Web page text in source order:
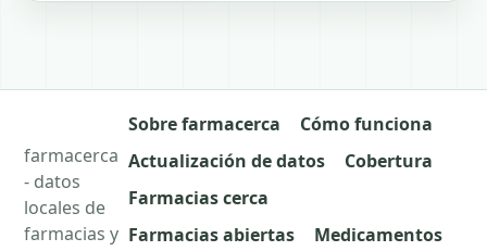
farmacerca
- datos
locales de
farmacias y
Sobre farmacerca
Cómo funciona
Actualización de datos
Cobertura
Farmacias cerca
Farmacias abiertas
Medicamentos